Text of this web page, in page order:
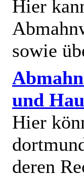
Hier
sowie
und
Hier
deren